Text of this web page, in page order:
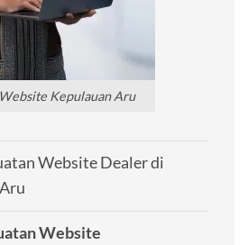
Kepulauan Aru
Website Dealer di
Website